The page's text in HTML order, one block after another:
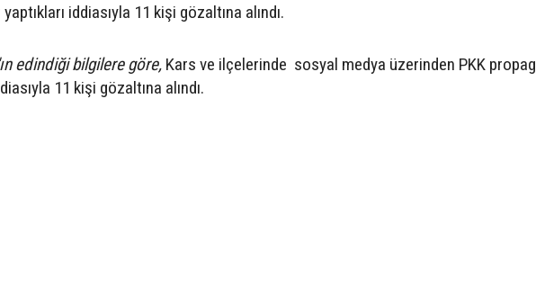
iddiasıyla 11 kişi gözaltına alındı.
edindiği bilgilere göre, Kars ve ilçelerinde sosyal medya üzerinden PKK
11 kişi gözaltına alındı.